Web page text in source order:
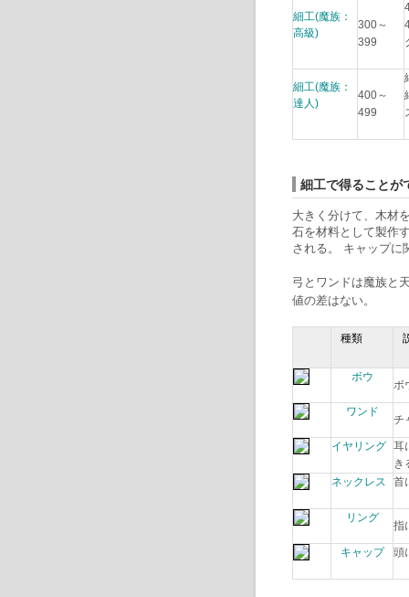
細工(魔族：
高級)
300～
399
細工(魔族：
達人)
400～
499
細工で得ることが
大きく分けて、木材
石を材料として製作
される。 キャップに
弓とワンドは魔族と
値の差はない。
種類
ボウ
ボ
ワンド
チ
イヤリング 耳
ネックレス
首
リング
指
キャップ 頭